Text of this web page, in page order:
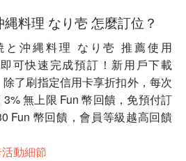
料理 なり壱 怎麼訂位？
と沖縄料理 なり壱 推薦使用
可快速完成預訂！新用戶下載
了刷指定信用卡享折扣外，每次
無上限 Fun 幣回饋，免預付訂
Fun 幣回饋，會員等級越高回饋
動細節